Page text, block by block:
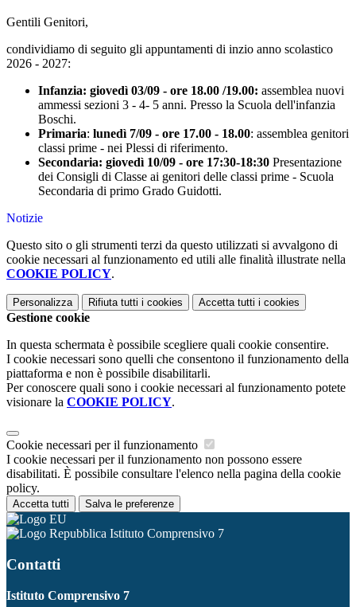
Gentili Genitori,
condividiamo di seguito gli appuntamenti di inzio anno scolastico
2026 - 2027:
Infanzia: giovedì 03/09 - ore 18.00 /19.00: assemblea nuovi
ammessi sezioni 3 - 4- 5 anni. Presso la Scuola dell'infanzia
Boschi.
Primaria: lunedì 7/09 - ore 17.00 - 18.00: assemblea genitori
classi prime - nei Plessi di riferimento.
Secondaria: giovedì 10/09 - ore 17:30-18:30 Presentazione
dei Consigli di Classe ai genitori delle classi prime - Scuola
Secondaria di primo Grado Guidotti.
Notizie
Questo sito o gli strumenti terzi da questo utilizzati si avvalgono di
cookie necessari al funzionamento ed utili alle finalità illustrate nella
COOKIE POLICY.
Personalizza Rifiuta tutti i cookies Accetta tutti i cookies
Gestione cookie
In questa schermata è possibile scegliere quali cookie consentire.
I cookie necessari sono quelli che consentono il funzionamento della
piattaforma e non è possibile disabilitarli.
Per conoscere quali sono i cookie necessari al funzionamento potete
visionare la COOKIE POLICY.
Cookie necessari per il funzionamento
I cookie necessari per il funzionamento non possono essere
disabilitati. È possibile consultare l'elenco nella pagina della cookie
policy.
Accetta tutti Salva le preferenze
Istituto Comprensivo 7
Contatti
Istituto Comprensivo 7